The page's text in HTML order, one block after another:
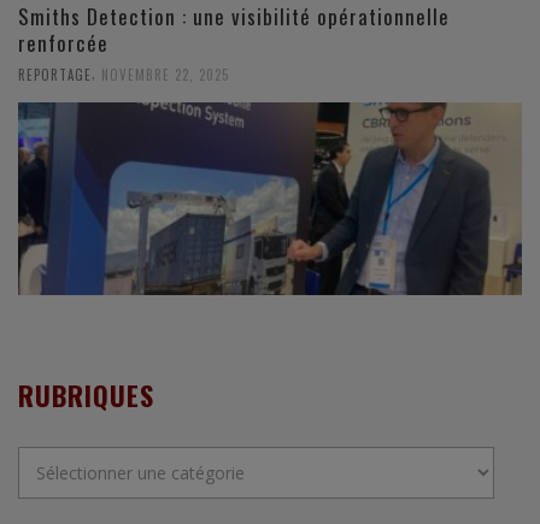
Smiths Detection : une visibilité opérationnelle
renforcée
REPORTAGE, NOVEMBRE 22, 2025
RUBRIQUES